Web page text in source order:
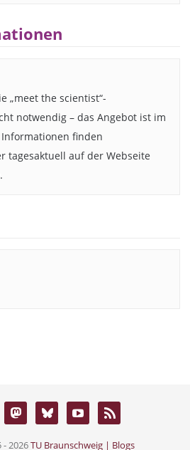
„meet the scientist“-
notwendig – das Angebot ist im
finden
tagesaktuell auf der Webseite
2026TU Braunschweig | Blogs